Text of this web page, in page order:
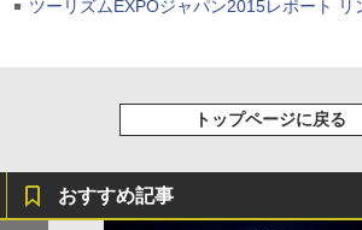
ツーリズムEXPOジャパン2015レポート リ
トップページに戻る
おすすめ記事